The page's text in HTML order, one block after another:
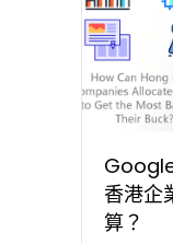
香港企
算？